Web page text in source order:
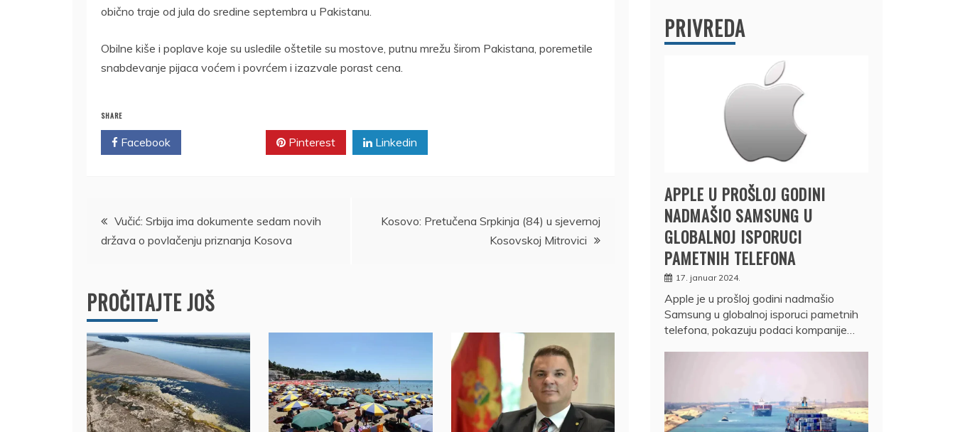
obično traje od jula do sredine septembra u Pakistanu.
Obilne kiše i poplave koje su usledile oštetile su mostove, putnu mrežu širom Pakistana, poremetile
snabdevanje pijaca voćem i povrćem i izazvale porast cena.
SHARE
Facebook Pinterest Linkedin
Kretanje
članka
Vučić: Srbija ima dokumente sedam novih
država o povlačenju priznanja Kosova
Kosovo: Pretučena Srpkinja (84) u sjevernoj
Kosovskoj Mitrovici
PROČITAJTE JOŠ
PRIVREDA
APPLE U PROŠLOJ GODINI
NADMAŠIO SAMSUNG U
GLOBALNOJ ISPORUCI
PAMETNIH TELEFONA
17. januar 2024.
Apple je u prošloj godini nadmašio
Samsung u globalnoj isporuci pametnih
telefona, pokazuju podaci kompanije…